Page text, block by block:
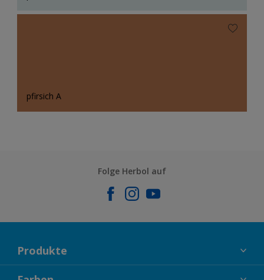
pfirsich A
Folge Herbol auf
Produkte
FASSADENFARBEN